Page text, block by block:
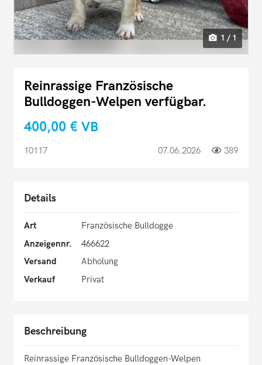
1 / 1
Reinrassige Französische
Bulldoggen-Welpen verfügbar.
400,00 € VB
10117 07.06.2026 389
Details
Art
Französische Bulldogge
Anzeigennr.
466622
Versand
Abholung
Verkauf
Privat
Beschreibung
Reinrassige Französische Bulldoggen-Welpen